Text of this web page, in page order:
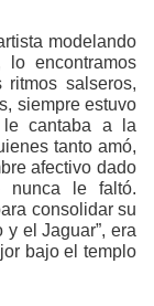
modelando
lo encontramos
ritmos salseros,
siempre estuvo
cantaba a la
tanto amó,
afectivo dado
le faltó.
consolidar su
el Jaguar”, era
bajo el templo